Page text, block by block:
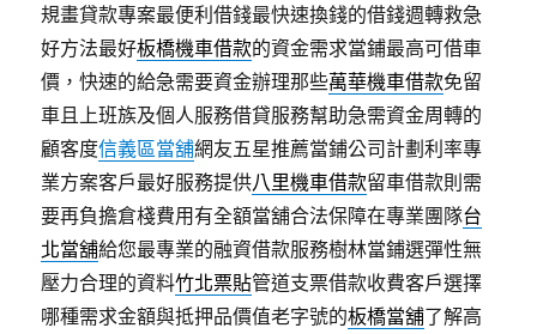
規畫貸款專案最便利借錢最快速換錢的借錢週轉救急
好方法最好板橋機車借款的資金需求當鋪最高可借車
價，快速的給急需要資金辦理那些萬華機車借款免留
車且上班族及個人服務借貸服務幫助急需資金周轉的
顧客度信義區當舖網友五星推薦當鋪公司計劃利率專
業方案客戶最好服務提供八里機車借款留車借款則需
要再負擔倉棧費用有全額當舖合法保障在專業團隊台
北當舖給您最專業的融資借款服務樹林當鋪選彈性無
壓力合理的資料竹北票貼管道支票借款收費客戶選擇
哪種需求金額與抵押品價值老字號的板橋當舖了解高